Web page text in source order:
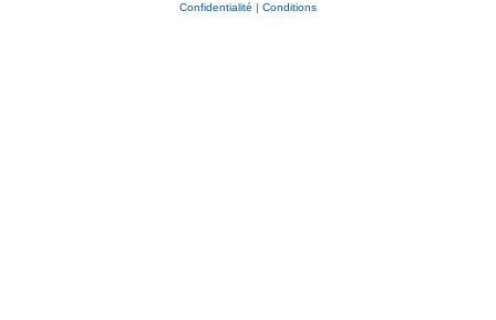
Confidentialité | Conditions